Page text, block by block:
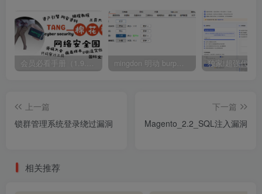
会员必看手册（1.9.0版本 26.4.5更新） mingdon 明动 burp插件0.2.6版本 本地时间校验去除版
上一篇
锁群管理系统登录绕过漏洞
下一篇
Magento_2.2_SQL注入漏洞
相关推荐